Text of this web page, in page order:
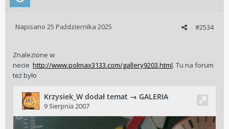
#2534
Napisano 25 Października 2025
Znalezione w
necie http://www.polmax3133.com/gallery9203.html. Tu na forum
też było